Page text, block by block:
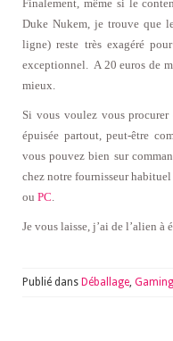
Finalement, même si le
Duke Nukem, je trouve que
ligne) reste très exagéré
exceptionnel. A 20 euros de
mieux.
Si vous voulez vous
épuisée partout, peut-être
vous pouvez bien sur
chez notre fournisseur
ou PC
Je vous laisse, j’ai de l’alien à
Publié dans Déballage, Gaming